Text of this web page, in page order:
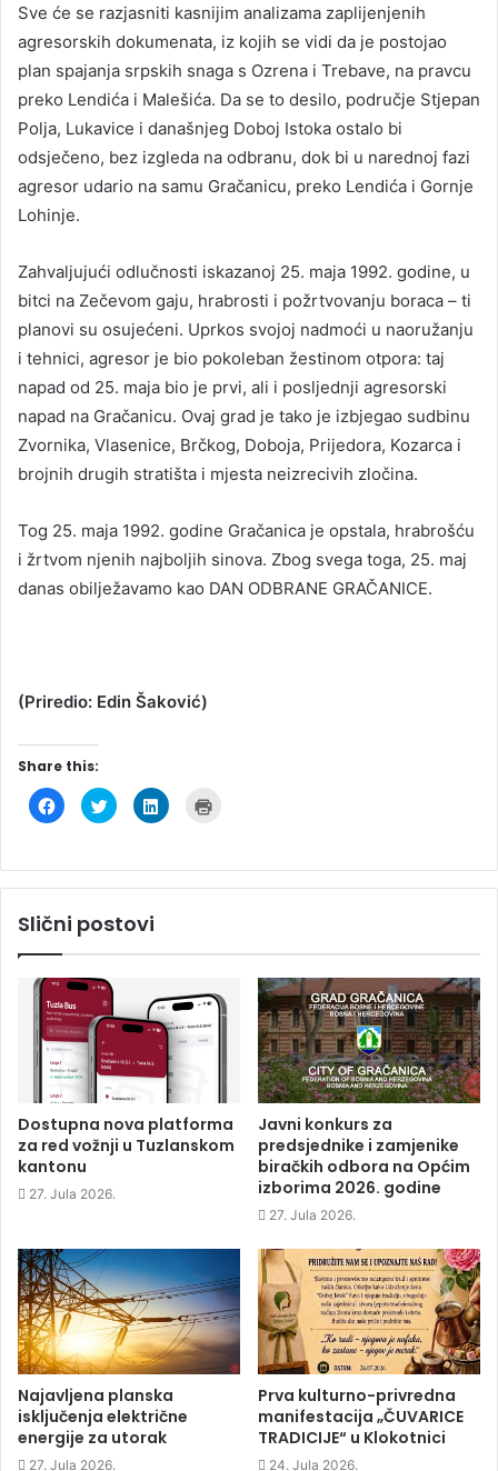
Sve će se razjasniti kasnijim analizama zaplijenjenih
agresorskih dokumenata, iz kojih se vidi da je postojao
plan spajanja srpskih snaga s Ozrena i Trebave, na pravcu
preko Lendića i Malešića. Da se to desilo, područje Stjepan
Polja, Lukavice i današnjeg Doboj Istoka ostalo bi
odsječeno, bez izgleda na odbranu, dok bi u narednoj fazi
agresor udario na samu Gračanicu, preko Lendića i Gornje
Lohinje.
Zahvaljujući odlučnosti iskazanoj 25. maja 1992. godine, u
bitci na Zečevom gaju, hrabrosti i požrtvovanju boraca – ti
planovi su osujećeni. Uprkos svojoj nadmoći u naoružanju
i tehnici, agresor je bio pokoleban žestinom otpora: taj
napad od 25. maja bio je prvi, ali i posljednji agresorski
napad na Gračanicu. Ovaj grad je tako je izbjegao sudbinu
Zvornika, Vlasenice, Brčkog, Doboja, Prijedora, Kozarca i
brojnih drugih stratišta i mjesta neizrecivih zločina.
Tog 25. maja 1992. godine Gračanica je opstala, hrabrošću
i žrtvom njenih najboljih sinova. Zbog svega toga, 25. maj
danas obilježavamo kao DAN ODBRANE GRAČANICE.
(Priredio: Edin Šaković)
Share this:
C
l
t
s
a
r
o
n
F
a
c
e
b
o
o
k
(
O
p
e
n
s
i
n
n
i
n
d
o
w
)
C
l
t
s
a
r
o
T
i
t
e
r
(
O
e
n
s
i
n
e
n
d
o
w
)
C
l
t
s
o
i
n
k
e
d
n
O
p
e
n
i
d
o
w
)
t
p
(
e
n
w
i
n
d
Slični postovi
Dostupna nova platforma
za red vožnji u Tuzlanskom
kantonu
27. Jula 2026.
Javni konkurs za
predsjednike i zamjenike
biračkih odbora na Općim
izborima 2026. godine
27. Jula 2026.
Najavljena planska
isključenja električne
energije za utorak
27. Jula 2026.
Prva kulturno-privredna
manifestacija „ČUVARICE
TRADICIJE“ u Klokotnici
24. Jula 2026.